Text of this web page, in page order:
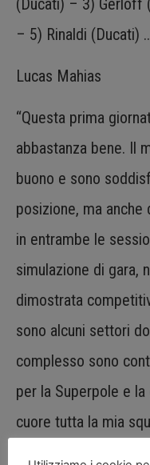
– 5) Rinaldi (Ducati)
Lucas Mahias
“Questa prima
abbastanza bene. Il
buono e sono
posizione, ma
in entrambe le
simulazione di gara,
dimostrata
sono alcuni settori
complesso sono
per la Superpole e
cuore tutta la mia